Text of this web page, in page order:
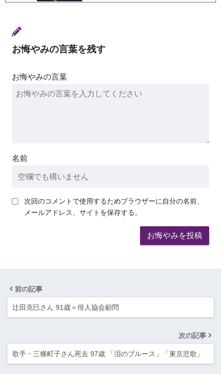
お悔やみの言葉を残す
お悔やみの言葉
名前
次回のコメントで使用するためブラウザーに自分の名前、
メールアドレス、サイトを保存する。
前の記事
辻田克巳さん 91歳＝俳人協会顧問
次の記事
歌手・三條町子さん死去 97歳 「泪のブルース」「東京悲歌」